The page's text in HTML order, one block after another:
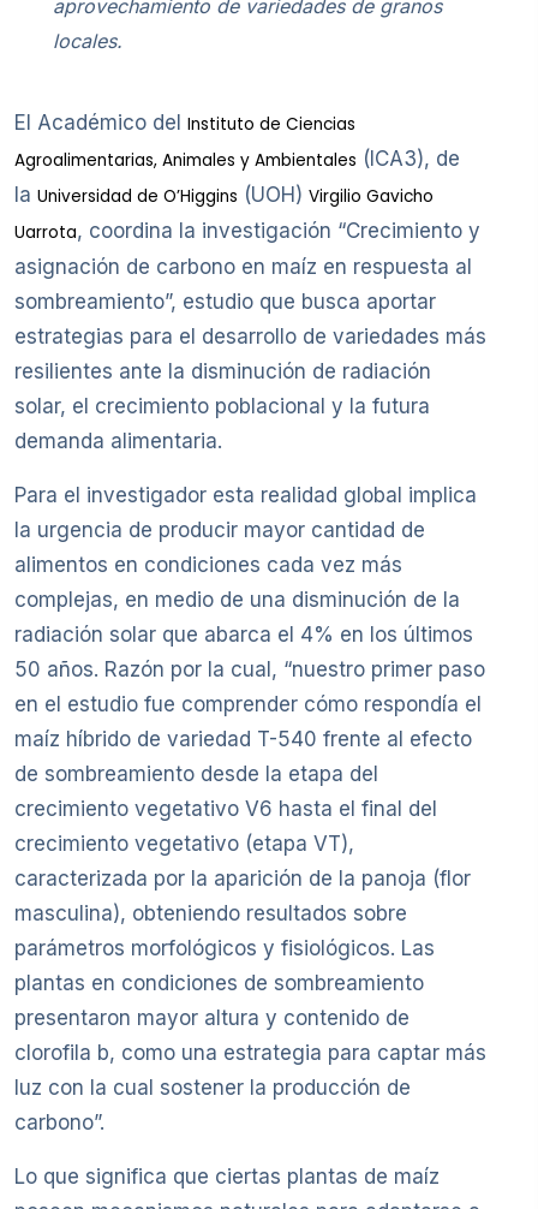
aprovechamiento de variedades de granos
locales.
El Académico del Instituto de Ciencias
Agroalimentarias, Animales y Ambientales (ICA3), de
la Universidad de O’Higgins (UOH) Virgilio Gavicho
Uarrota, coordina la investigación “Crecimiento y
asignación de carbono en maíz en respuesta al
sombreamiento”, estudio que busca aportar
estrategias para el desarrollo de variedades más
resilientes ante la disminución de radiación
solar, el crecimiento poblacional y la futura
demanda alimentaria.
Para el investigador esta realidad global implica
la urgencia de producir mayor cantidad de
alimentos en condiciones cada vez más
complejas, en medio de una disminución de la
radiación solar que abarca el 4% en los últimos
50 años. Razón por la cual, “nuestro primer paso
en el estudio fue comprender cómo respondía el
maíz híbrido de variedad T-540 frente al efecto
de sombreamiento desde la etapa del
crecimiento vegetativo V6 hasta el final del
crecimiento vegetativo (etapa VT),
caracterizada por la aparición de la panoja (flor
masculina), obteniendo resultados sobre
parámetros morfológicos y fisiológicos. Las
plantas en condiciones de sombreamiento
presentaron mayor altura y contenido de
clorofila b, como una estrategia para captar más
luz con la cual sostener la producción de
carbono”.
Lo que significa que ciertas plantas de maíz